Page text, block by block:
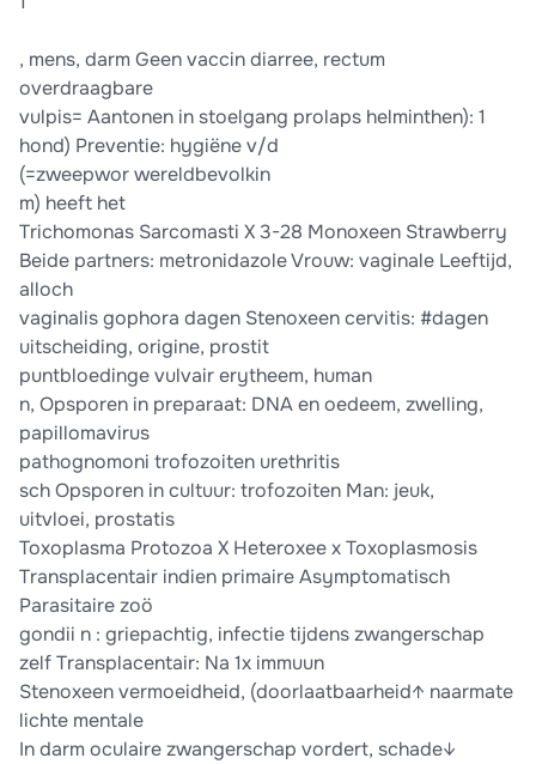
, mens, darm Geen vaccin diarree, rectum
overdraagbare
vulpis= Aantonen in stoelgang prolaps helminthen): 1
hond) Preventie: hygiëne v/d
(=zweepwor wereldbevolkin
m) heeft het
Trichomonas Sarcomasti X 3-28 Monoxeen Strawberry
Beide partners: metronidazole Vrouw: vaginale Leeftijd,
alloch
vaginalis gophora dagen Stenoxeen cervitis: #dagen
uitscheiding, origine, prostit
puntbloedinge vulvair erytheem, human
n, Opsporen in preparaat: DNA en oedeem, zwelling,
papillomavirus
pathognomoni trofozoiten urethritis
sch Opsporen in cultuur: trofozoiten Man: jeuk,
uitvloei, prostatis
Toxoplasma Protozoa X Heteroxee x Toxoplasmosis
Transplacentair indien primaire Asymptomatisch
Parasitaire zoö
gondii n : griepachtig, infectie tijdens zwangerschap
zelf Transplacentair: Na 1x immuun
Stenoxeen vermoeidheid, (doorlaatbaarheid↑ naarmate
lichte mentale
In darm oculaire zwangerschap vordert, schade↓